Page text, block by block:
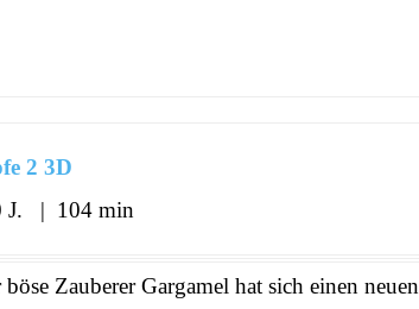
2 3D
J. | 104 min
böse Zauberer Gargamel hat sich einen neuen